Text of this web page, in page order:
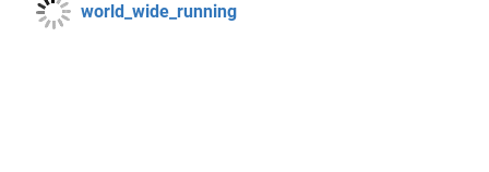
world_wide_running